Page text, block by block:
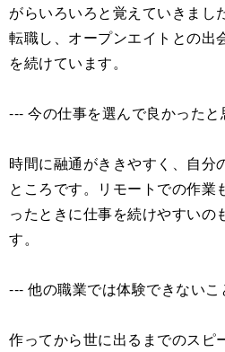
がらいろいろと覚えていきまし
転職し、オープンエイトとの出
を続けています。
--- 今の仕事を選んで良かった
時間に融通がききやすく、自分
ところです。リモートでの作業
ったときに仕事を続けやすいの
す。
--- 他の職業では体験できないこ
作ってから世に出るまでのスピ